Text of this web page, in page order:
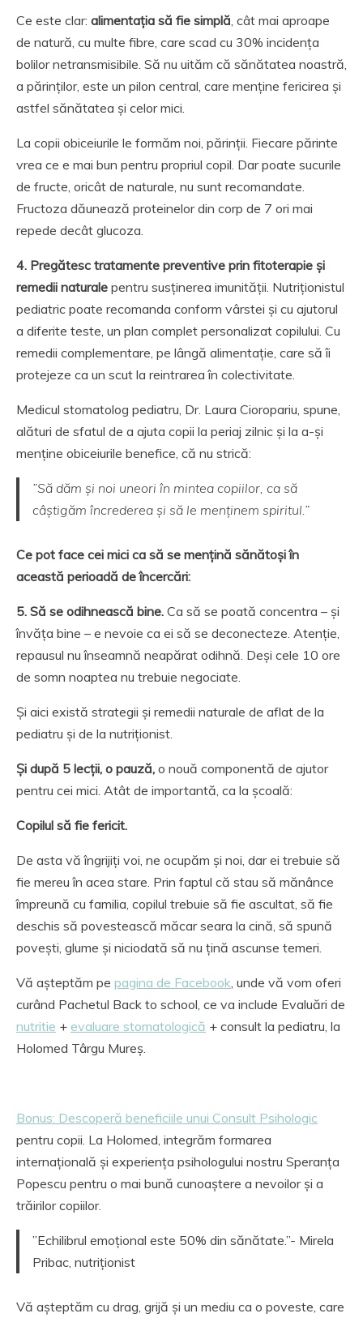
Ce este clar: alimentația să fie simplă, cât mai aproape
de natură, cu multe fibre, care scad cu 30% incidența
bolilor netransmisibile. Să nu uităm că sănătatea noastră,
a părinților, este un pilon central, care menține fericirea și
astfel sănătatea și celor mici.
La copii obiceiurile le formăm noi, părinții. Fiecare părinte
vrea ce e mai bun pentru propriul copil. Dar poate sucurile
de fructe, oricât de naturale, nu sunt recomandate.
Fructoza dăunează proteinelor din corp de 7 ori mai
repede decât glucoza.
4. Pregătesc tratamente preventive prin fitoterapie și
remedii naturale pentru susținerea imunității. Nutriționistul
pediatric poate recomanda conform vârstei și cu ajutorul
a diferite teste, un plan complet personalizat copilului. Cu
remedii complementare, pe lângă alimentație, care să îi
protejeze ca un scut la reintrarea în colectivitate.
Medicul stomatolog pediatru, Dr. Laura Cioropariu, spune,
alături de sfatul de a ajuta copii la periaj zilnic și la a-și
menține obiceiurile benefice, că nu strică:
”Să dăm și noi uneori în mintea copiilor, ca să
câștigăm încrederea și să le menținem spiritul.”
Ce pot face cei mici ca să se mențină sănătoși în
această perioadă de încercări:
5. Să se odihnească bine. Ca să se poată concentra – și
învăța bine – e nevoie ca ei să se deconecteze. Atenție,
repausul nu înseamnă neapărat odihnă. Deși cele 10 ore
de somn noaptea nu trebuie negociate.
Și aici există strategii și remedii naturale de aflat de la
pediatru și de la nutriționist.
Și după 5 lecții, o pauză, o nouă componentă de ajutor
pentru cei mici. Atât de importantă, ca la școală:
Copilul să fie fericit.
De asta vă îngrijiți voi, ne ocupăm și noi, dar ei trebuie să
fie mereu în acea stare. Prin faptul că stau să mănânce
împreună cu familia, copilul trebuie să fie ascultat, să fie
deschis să povestească măcar seara la cină, să spună
povești, glume și niciodată să nu țină ascunse temeri.
Vă așteptăm pe pagina de Facebook, unde vă vom oferi
curând Pachetul Back to school, ce va include Evaluări de
nutritie + evaluare stomatologică + consult la pediatru, la
Holomed Târgu Mureș.
Bonus: Descoperă beneficiile unui Consult Psihologic
pentru copii. La Holomed, integrăm formarea
internațională și experiența psihologului nostru Speranța
Popescu pentru o mai bună cunoaștere a nevoilor și a
trăirilor copiilor.
”Echilibrul emoțional este 50% din sănătate.”- Mirela
Pribac, nutriționist
Vă așteptăm cu drag, grijă și un mediu ca o poveste, care